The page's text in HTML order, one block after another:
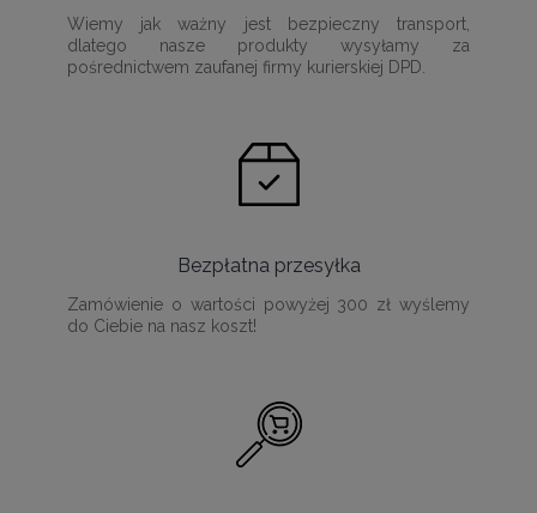
Wiemy jak ważny jest bezpieczny transport,
dlatego nasze produkty wysyłamy za
pośrednictwem zaufanej firmy kurierskiej DPD.
Bezpłatna przesyłka
Zamówienie o wartości powyżej 300 zł wyślemy
do Ciebie na nasz koszt!